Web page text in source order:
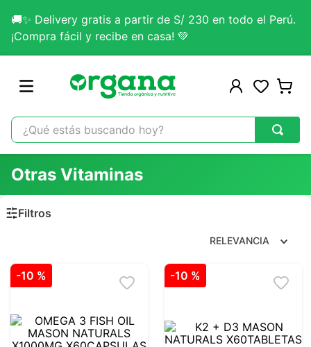
🚚✨ Delivery gratis a partir de S/ 230 en todo el Perú.
¡Compra fácil y recibe en casa! 💚
¿Qué estás buscando hoy?
1.
omega 3
2.
citrato magnesio
5.
glicinato magnesio
7.
magnesio
Otras Vitaminas
RELEVANCIA
-10 % -10 %